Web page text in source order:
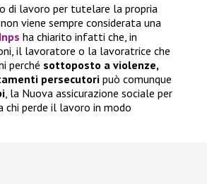
di lavoro per tutelare la propria
viene sempre considerata una
ha chiarito infatti che, in
il lavoratore o la lavoratrice che
perché sottoposto a violenze,
persecutori può comunque
, la Nuova assicurazione sociale per
chi perde il lavoro in modo